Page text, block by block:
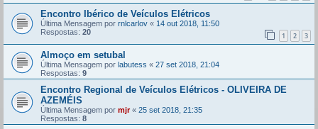
Encontro Ibérico de Veículos Elétricos
Última Mensagem por rnlcarlov « 14 out 2018, 11:50
Respostas: 20 1 2 3
Almoço em setubal
Última Mensagem por labutess « 27 set 2018, 21:04
Respostas: 9
Encontro Regional de Veículos Elétricos - OLIVEIRA DE
AZEMÉIS
Última Mensagem por mjr« 25 set 2018, 21:35
Respostas: 8